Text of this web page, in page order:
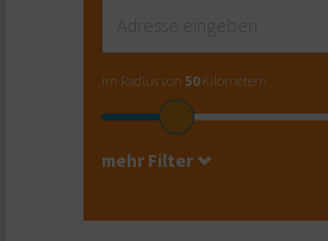
im Radius von 50Kilometern
mehr Filter